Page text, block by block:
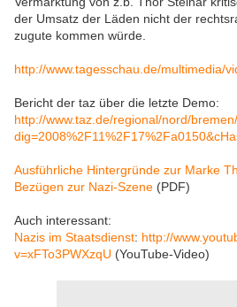
der Umsatz der Läden nicht der
zugute kommen würde.
http://www.tagesschau.de/multimedia/
Bericht der taz über die letzte Demo:
http://www.taz.de/regional/nord/
Ausführliche Hintergründe zur Marke
Bezügen zur Nazi-Szene (PDF)
Auch interessant:
Nazis im Staatsdienst: http://
v=xFTo3PWXzqU (YouTube-Video)